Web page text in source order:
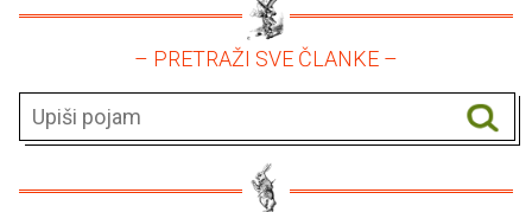
– PRETRAŽI SVE ČLANKE –